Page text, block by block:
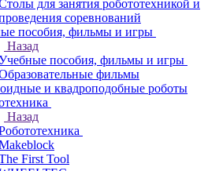
для занятия робототехникой и
соревнований
пособия, фильмы и игры
Назад
пособия, фильмы и игры
фильмы
и квадроподобные роботы
Назад
First Tool